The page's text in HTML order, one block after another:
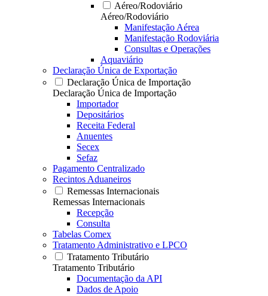
Aéreo/Rodoviário
Aéreo/Rodoviário
Manifestação Aérea
Manifestação Rodoviária
Consultas e Operações
Aquaviário
Declaração Única de Exportação
Declaração Única de Importação
Declaração Única de Importação
Importador
Depositários
Receita Federal
Anuentes
Secex
Sefaz
Pagamento Centralizado
Recintos Aduaneiros
Remessas Internacionais
Remessas Internacionais
Recepção
Consulta
Tabelas Comex
Tratamento Administrativo e LPCO
Tratamento Tributário
Tratamento Tributário
Documentação da API
Dados de Apoio